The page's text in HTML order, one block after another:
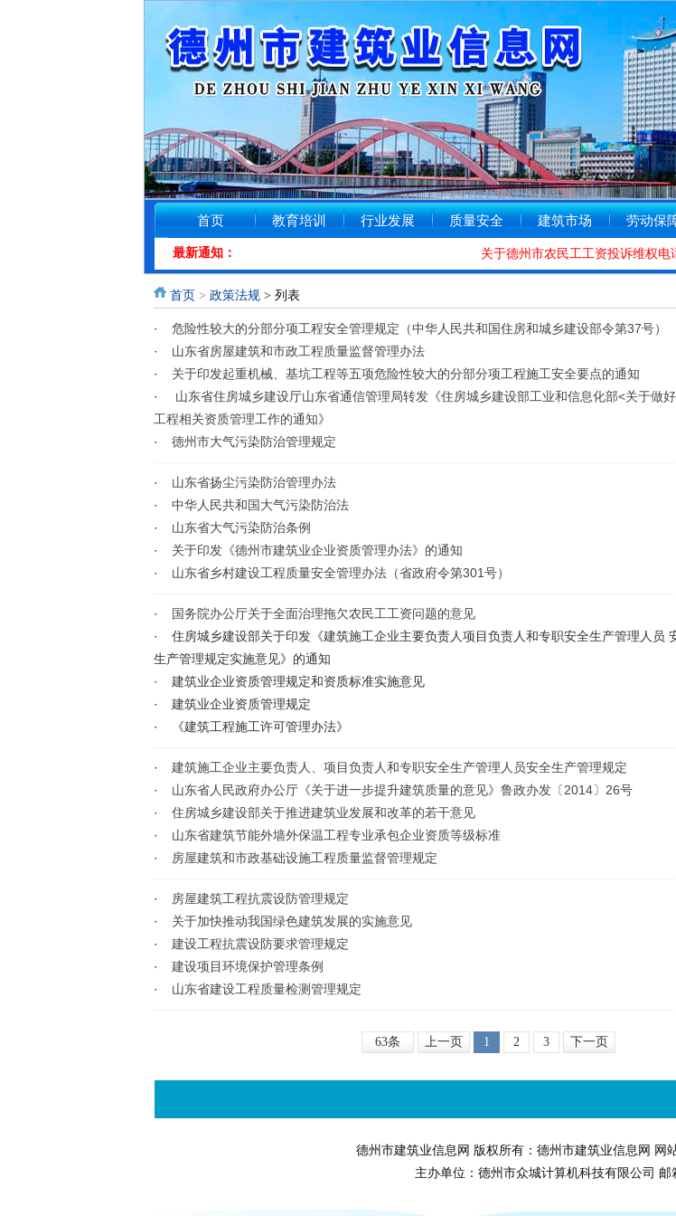
首页 教育培训 行业发展 质量安全 建筑市场 劳动保
最新通知： 关于德州市农民工工资投诉维权电话
首页 > 政策法规 > 列表
·
危险性较大的分部分项工程安全管理规定（中华人民共和国住房和城乡建设部令第37号）
·
山东省房屋建筑和市政工程质量监督管理办法
·
关于印发起重机械、基坑工程等五项危险性较大的分部分项工程施工安全要点的通知
·
山东省住房城乡建设厅山东省通信管理局转发《住房城乡建设部工业和信息化部<关于做
工程相关资质管理工作的通知》
· 德州市大气污染防治管理规定
·
山东省扬尘污染防治管理办法
·
中华人民共和国大气污染防治法
·
山东省大气污染防治条例
·
关于印发《德州市建筑业企业资质管理办法》的通知
· 山东省乡村建设工程质量安全管理办法（省政府令第301号）
·
国务院办公厅关于全面治理拖欠农民工工资问题的意见
·
住房城乡建设部关于印发《建筑施工企业主要负责人项目负责人和专职安全生产管理人员
生产管理规定实施意见》的通知
·
建筑业企业资质管理规定和资质标准实施意见
·
建筑业企业资质管理规定
· 《建筑工程施工许可管理办法》
·
建筑施工企业主要负责人、项目负责人和专职安全生产管理人员安全生产管理规定
·
山东省人民政府办公厅《关于进一步提升建筑质量的意见》鲁政办发〔2014〕26号
·
住房城乡建设部关于推进建筑业发展和改革的若干意见
·
山东省建筑节能外墙外保温工程专业承包企业资质等级标准
· 房屋建筑和市政基础设施工程质量监督管理规定
·
房屋建筑工程抗震设防管理规定
·
关于加快推动我国绿色建筑发展的实施意见
·
建设工程抗震设防要求管理规定
·
建设项目环境保护管理条例
· 山东省建设工程质量检测管理规定
63条 上一页 1 2 3 下一页
德州市建筑业信息网 版权所有：德州市建筑业信息网 网
主办单位：德州市众城计算机科技有限公司